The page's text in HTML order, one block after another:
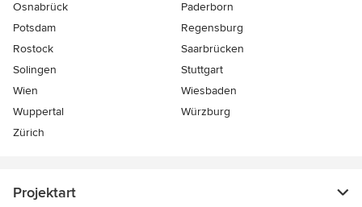
Osnabrück
Paderborn
Potsdam
Regensburg
Rostock
Saarbrücken
Solingen
Stuttgart
Wien
Wiesbaden
Wuppertal
Würzburg
Zürich
Projektart